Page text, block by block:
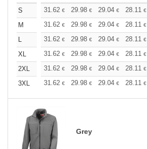
S 31.62 € 29.98 € 29.04 € 28.11 €
M
31.62 € 29.98 € 29.04 € 28.11 €
L
31.62 € 29.98 € 29.04 € 28.11 €
XL
31.62 € 29.98 € 29.04 € 28.11 €
2XL
31.62 € 29.98 € 29.04 € 28.11 €
3XL
31.62 € 29.98 € 29.04 € 28.11 €
Grey